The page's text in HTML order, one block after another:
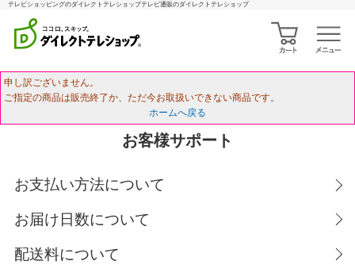
テレビショッピングのダイレクトテレショップテレビ通販のダイレクトテレショップ
申し訳ございません。
ご指定の商品は販売終了か、ただ今お取扱いできない商品です。
ホームへ戻る
お客様サポート
お支払い方法について
お届け日数について
配送料について